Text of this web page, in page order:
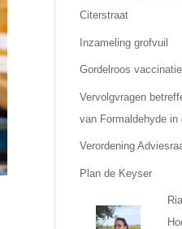
Citerstraat
Inzameling grofvuil
Gordelroos
Vervolgvragen
van Formaldehyde in
Verordening
Plan de Keyser